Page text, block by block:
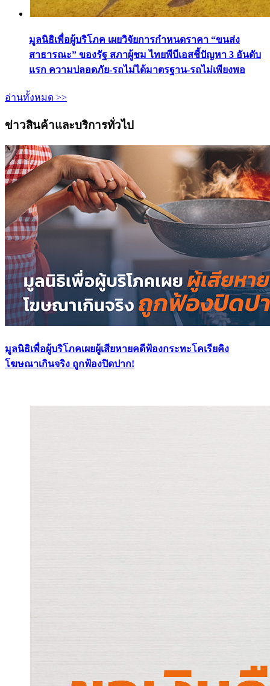
มูลนิธิเพื่อผู้บริโภค เผยวิจัยการกำหนดราคา “ขนส่ง
สาธารณะ” ของรัฐ สภาผู้ชม ไทยพีบีเอสชี้ปัญหา 3 อันดับ
แรก ความปลอดภัย-รถไม่ได้มาตรฐาน-รถไม่เพียงพอ
อ่านทั้งหมด >>
ข่าวสินค้าและบริการทั่วไป
มูลนิธิเพื่อผู้บริโภคเผยผู้เสียหายคดีฟ้องกระทะโคเรียคิง
โฆษณาเกินจริง ถูกฟ้องปิดปาก!